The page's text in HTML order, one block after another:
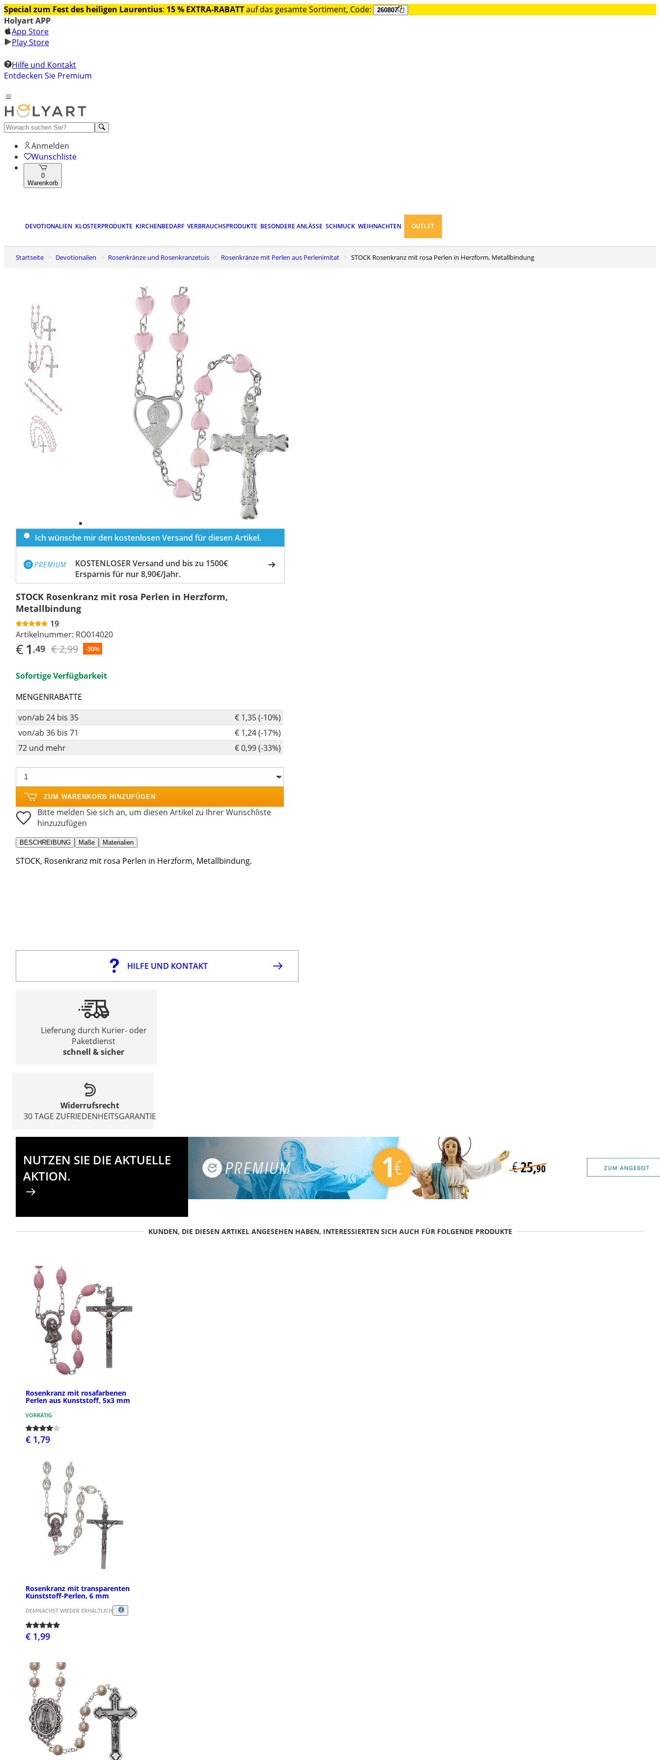
Special zum Fest des heiligen Laurentius: 15 % EXTRA-RABATTauf das gesamte Sortiment, Code: 260807
Holyart APP
App Store
Play Store
Hilfe und Kontakt
Entdecken Sie Premium
Anmelden
Wunschliste
0
Warenkorb
DEVOTIONALIEN KLOSTERPRODUKTE KIRCHENBEDARF VERBRAUCHSPRODUKTE BESONDERE ANLÄSSE SCHMUCK WEIHNACHTEN OUTLET
Startseite Devotionalien Rosenkränze und Rosenkranzetuis Rosenkränze mit Perlen aus Perlenimitat STOCK Rosenkranz mit rosa Perlen in Herzform, Metallbindung
Ich wünsche mir den kostenlosen Versand für diesen Artikel.
KOSTENLOSER Versand und bis zu 1500€
Ersparnis für nur 8,90€/Jahr.
STOCK Rosenkranz mit rosa Perlen in Herzform,
Metallbindung
19
Artikelnummer: RO014020
€1 ,49 € 2,99 -50%
Sofortige Verfügbarkeit
MENGENRABATTE
von/ab 24 bis 35
€ 1,35 (-10%)
von/ab 36 bis 71
€ 1,24 (-17%)
72 und mehr
€ 0,99 (-33%)
ZUM WARENKORB HINZUFÜGEN
Bitte melden Sie sich an, um diesen Artikel zu Ihrer Wunschliste
hinzuzufügen
BESCHREIBUNG Maße Materialien
STOCK, Rosenkranz mit rosa Perlen in Herzform, Metallbindung.
HILFE UND KONTAKT
Lieferung durch Kurier- oder
Paketdienst
schnell & sicher
Widerrufsrecht
30 TAGE ZUFRIEDENHEITSGARANTIE
NUTZEN SIE DIE AKTUELLE
AKTION.
KUNDEN, DIE DIESEN ARTIKEL ANGESEHEN HABEN, INTERESSIERTEN SICH AUCH FÜR FOLGENDE PRODUKTE
Rosenkranz mit rosafarbenen
Perlen aus Kunststoff, 5x3 mm
VORRÄTIG
€ 1,79
Rosenkranz mit transparenten
Kunststoff-Perlen, 6 mm
DEMNÄCHST WIEDER ERHÄLTLICH
€ 1,99